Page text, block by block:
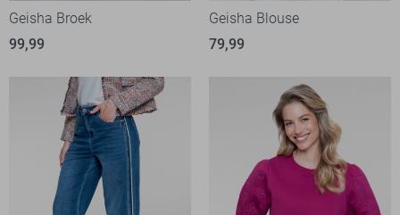
Geisha Broek
99,99
Geisha Blouse
79,99